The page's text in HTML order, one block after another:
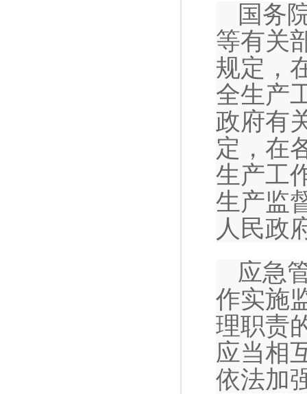
国务
等有关
规定，
全生产
政府有
定，在
生产工
生产监
人民政
应急
作实施
理职责
应当相
依法加